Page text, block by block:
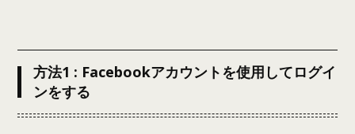
方法1 : Facebookアカウントを使用してログイ
ンをする